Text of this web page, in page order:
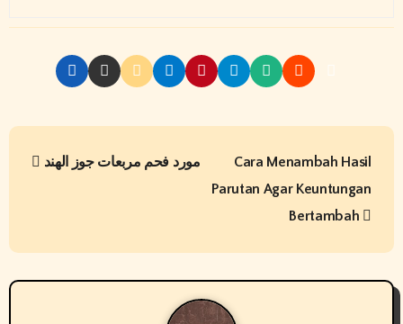
P
t
n
مورد فحم مربعات جوز الهند
Cara Menambah Hasil
Parutan Agar Keuntungan
Bertambah